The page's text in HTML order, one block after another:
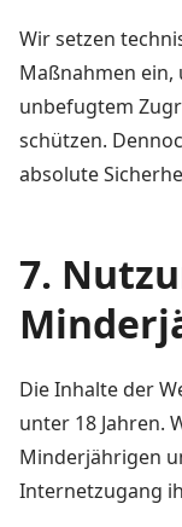
Wir setzen
Maßnahmen
unbefugtem
schützen.
absolute
7.
Die Inhalte der
unter 18 Jahren.
Minderjährigen
Internetzugang